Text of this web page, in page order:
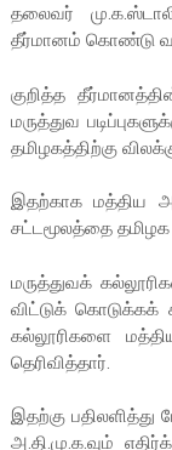
தலைவர்
தீர்மானம் கொண்டு
குறித்த
மருத்துவ
தமிழகத்திற்கு
இதற்காக மத்திய
சட்டமூலத்தை தமிழக
மருத்துவக்
விட்டுக் கொடுக்கக்
கல்லூரிகளை
தெரிவித்தார்.
இதற்கு
அ.தி.மு.க.வும்